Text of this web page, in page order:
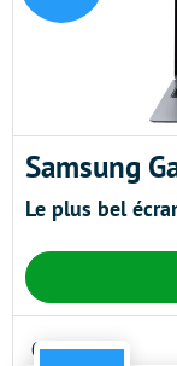
Samsung
Le plus bel
ON AIME